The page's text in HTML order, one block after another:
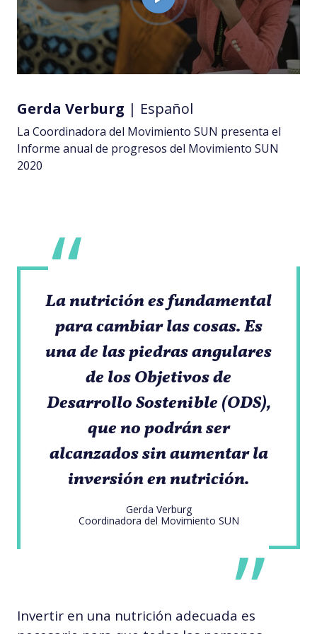
P
Gerda Verburg | Español
La Coordinadora del Movimiento SUN presenta el
Informe anual de progresos del Movimiento SUN
2020
La nutrición es fundamental
para cambiar las cosas. Es
una de las piedras angulares
de los Objetivos de
Desarrollo Sostenible (ODS),
que no podrán ser
alcanzados sin aumentar la
inversión en nutrición.
Gerda Verburg
Coordinadora del Movimiento SUN
Invertir en una nutrición adecuada es